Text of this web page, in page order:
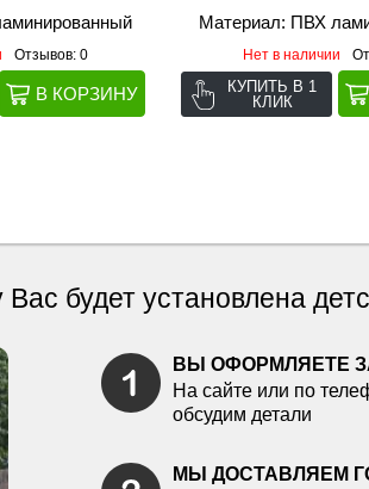
Отзывов: 0
Материал: ПВХ
Нет в наличии
КУПИТЬ В 1
КЛИК
Вас будет установлена
ВЫ ОФОРМЛЯЕТЕ
На сайте или по
обсудим детали
МЫ ДОСТАВЛЯЕМ